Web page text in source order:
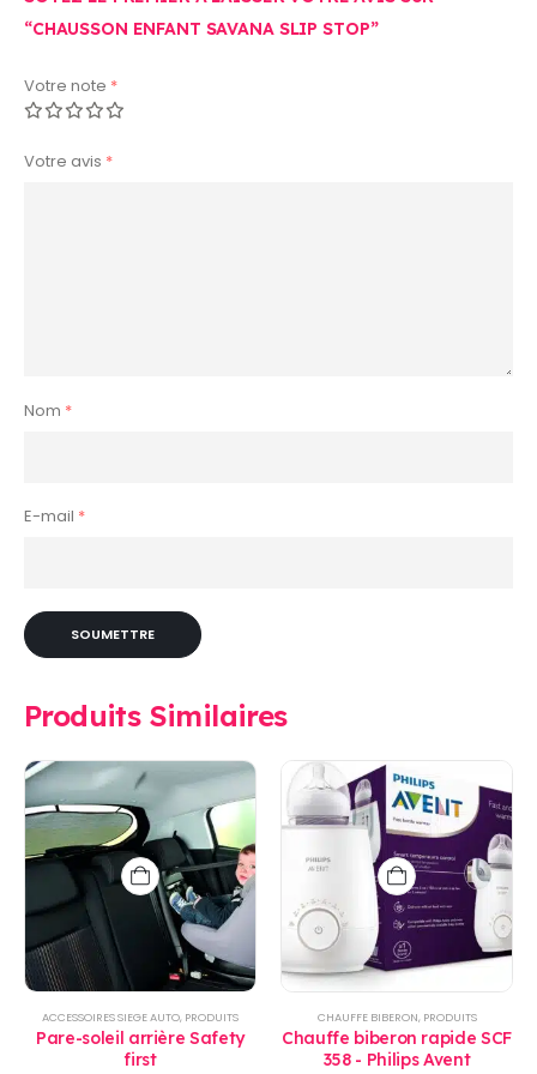
“CHAUSSON ENFANT SAVANA SLIP STOP”
Votre note *
Votre avis *
Nom *
E-mail *
Produits Similaires
ACCESSOIRES SIEGE AUTO, PRODUITS
Pare-soleil arrière Safety
first
CHAUFFE BIBERON, PRODUITS
Chauffe biberon rapide SCF
358 - Philips Avent